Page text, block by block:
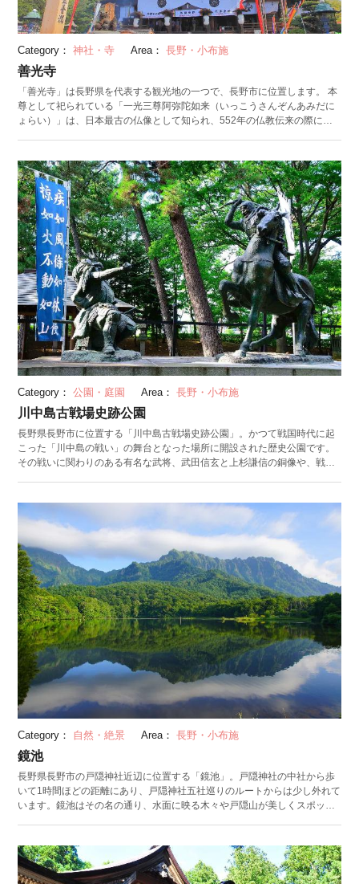
Category： 神社・寺 Area： 長野・小布施
善光寺
「善光寺」は長野県を代表する観光地の一つで、長野市に位置します。 本
尊として祀られている「一光三尊阿弥陀如来（いっこうさんぞんあみだに
ょらい）」は、日本最古の仏像として知られ、552年の仏教伝来の際に伝
進み、本尊下にある「極楽の錠前」を探す「お戒壇巡り」は、ぜひ体験し
たい神事です。数え年で7年に1度開催される「御開帳」も多くの観光客が
訪れます。
Category： 公園・庭園 Area： 長野・小布施
川中島古戦場史跡公園
長野県長野市に位置する「川中島古戦場史跡公園」。かつて戦国時代に起
こった「川中島の戦い」の舞台となった場所に開設された歴史公園です。
その戦いに関わりのある有名な武将、武田信玄と上杉謙信の銅像や、戦い
は、芝生広場や自然石が置かれた小川、春には桜の名所にもなり、のどか
な自然が多い場所でもあります。
Category： 自然・絶景 Area： 長野・小布施
鏡池
長野県長野市の戸隠神社近辺に位置する「鏡池」。戸隠神社の中社から歩
いて1時間ほどの距離にあり、戸隠神社五社巡りのルートからは少し外れて
います。鏡池はその名の通り、水面に映る木々や戸隠山が美しくスポット
巻です。空気が澄んでいる朝のほうが、くっきりと水面に映る様子が見ら
れます。